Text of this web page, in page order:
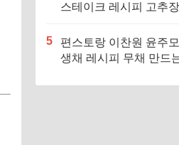
스테이크 레시피 고추
5
편스토랑 이찬원 윤주
생채 레시피 무채 만드